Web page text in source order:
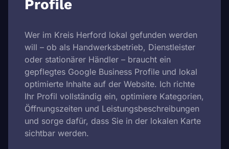
Profile
Wer im Kreis Herford lokal gefunden werden
will – ob als Handwerksbetrieb, Dienstleister
oder stationärer Händler – braucht ein
gepflegtes Google Business Profile und lokal
optimierte Inhalte auf der Website. Ich richte
Ihr Profil vollständig ein, optimiere Kategorien,
Öffnungszeiten und Leistungsbeschreibungen
und sorge dafür, dass Sie in der lokalen Karte
sichtbar werden.